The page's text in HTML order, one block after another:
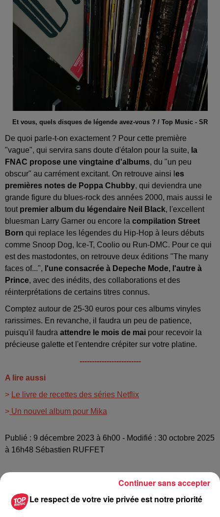
Et vous, quels disques de légende avez-vous ? / Top Music - SR
De quoi parle-t-on exactement ? Pour cette première
"vague", qui servira sans doute d'étalon pour la suite, la
FNAC propose une vingtaine d'albums, du "un peu
obscur" au carrément excitant. On retrouve ainsi l es
premières notes de Poppa Chubby, qui deviendra une
grande figure du blues-rock des années 2000, mais aussi le
tout premier album du légendaire Neil Black, l'excellent
bluesman Larry Garner ou encore la compilation Street
Born qui replace les légendes du Hip-Hop à leurs débuts
comme Snoop Dog, Ice-T, Coolio ou Run-DMC. Pour ce qui
est des mastodontes, on retrouve deux éditions "The many
faces of...", l'une consacrée à Depeche Mode, l'autre à
Prince, avec des inédits, des collaborations et des
réinterprétations de certains titres connus.
Comptez autour de 25-30 euros pour ces albums vinyles
rarissimes. En revanche, il faudra un peu de patience,
puisqu'il faudra attendre le mois de mai pour recevoir la
précieuse galette et l'entendre crépiter sur votre platine.
-------------------------
A lire aussi
>
Le livre de recettes des séries Netflix
> Un nouvel album pour Mika
Publié : 9 décembre 2023 à 6h00 - Modifié : 30 octobre 2025
à 16h48 Sébastien RUFFET
A lire aussi
Le respect de votre vie privée est notre priorité
Continuer sans accepter